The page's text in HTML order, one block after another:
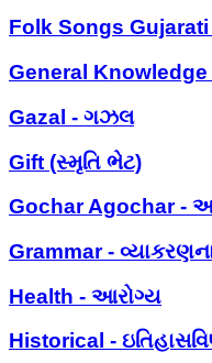
Folk Songs Gujarati
General Knowledge
Gazal - ગઝલ
Gift (સ્મૃતિ ભેટ)
Gochar Agochar -
Grammar -
Health - આરોગ્ય
Historical -